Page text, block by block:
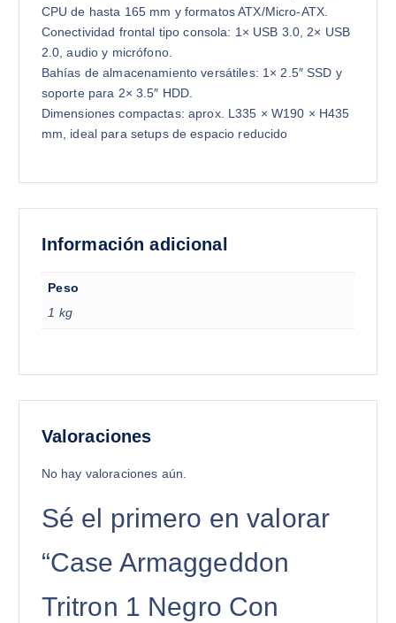
CPU de hasta 165 mm y formatos ATX/Micro-ATX.
Conectividad frontal tipo consola: 1× USB 3.0, 2× USB
2.0, audio y micrófono.
Bahías de almacenamiento versátiles: 1× 2.5″ SSD y
soporte para 2× 3.5″ HDD.
Dimensiones compactas: aprox. L335 × W190 × H435
mm, ideal para setups de espacio reducido
Información adicional
Peso
1 kg
Valoraciones
No hay valoraciones aún.
Sé el primero en valorar
“Case Armaggeddon
Tritron 1 Negro Con